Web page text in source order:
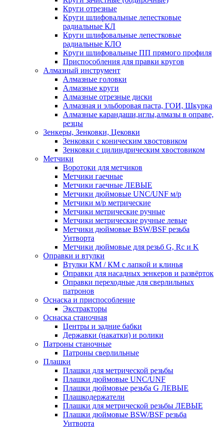
Круги отрезные
Круги шлифовальные лепестковые
радиальные КЛ
Круги шлифовальные лепестковые
радиальные КЛО
Круги шлифовальные ПП прямого профиля
Приспособления для правки кругов
Алмазный инструмент
Алмазные головки
Алмазные круги
Алмазные отрезные диски
Алмазная и эльборовая паста, ГОИ, Шкурка
Алмазные карандаши,иглы,алмазы в оправе,
резцы
Зенкеры, Зенковки, Цековки
Зенковки с коническим хвостовиком
Зенковки с цилиндрическим хвостовиком
Метчики
Воротоки для метчиков
Метчики гаечные
Метчики гаечные ЛЕВЫЕ
Метчики дюймовые UNC/UNF м/р
Метчики м/р метрические
Метчики метрические ручные
Метчики метрические ручные левые
Метчики дюймовые BSW/BSF резьба
Уитворта
Метчики дюймовые для резьб G, Rc и K
Оправки и втулки
Втулки КМ / КМ с лапкой и клинья
Оправки для насадных зенкеров и развёрток
Оправки переходные для сверлильных
патронов
Оснаска и приспособление
Экстракторы
Оснаска станочная
Центры и задние бабки
Державки (накатки) и ролики
Патроны станочные
Патроны сверлильные
Плашки
Плашки для метрической резьбы
Плашки дюймовые UNC/UNF
Плашки дюймовые резьба G ЛЕВЫЕ
Плашкодержатели
Плашки для метрической резьбы ЛЕВЫЕ
Плашки дюймовые BSW/BSF резьба
Уитворта